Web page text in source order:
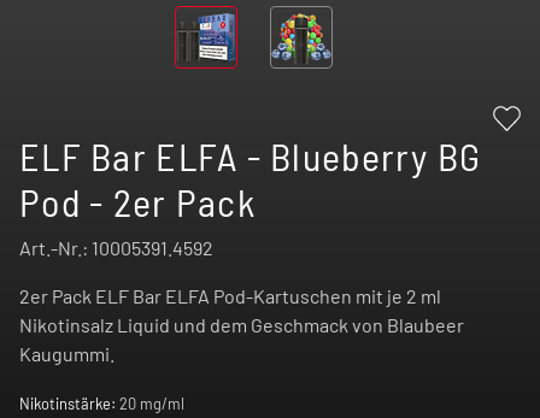
ELF Bar ELFA - Blueberry BG
Pod - 2er Pack
Art.-Nr.: 10005391.4592
2er Pack ELF Bar ELFA Pod-Kartuschen mit je 2 ml
Nikotinsalz Liquid und dem Geschmack von Blaubeer
Kaugummi.
Nikotinstärke: 20 mg/ml